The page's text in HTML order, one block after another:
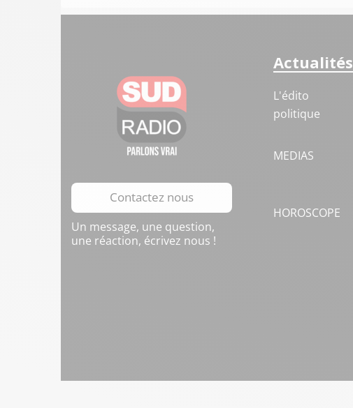
Contactez nous
Un message, une question,
une réaction, écrivez nous !
Actualités
L'édito
politique
MEDIAS
HOROSCOPE